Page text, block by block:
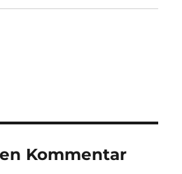
Kommentar